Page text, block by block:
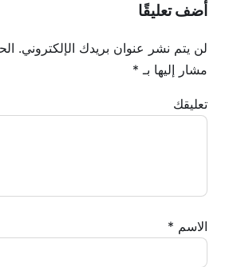
أضف تعليقًا
لن يتم نشر عنوان بريدك الإلكتروني.
مشار إليها بـ *
تعليقك
الاسم *